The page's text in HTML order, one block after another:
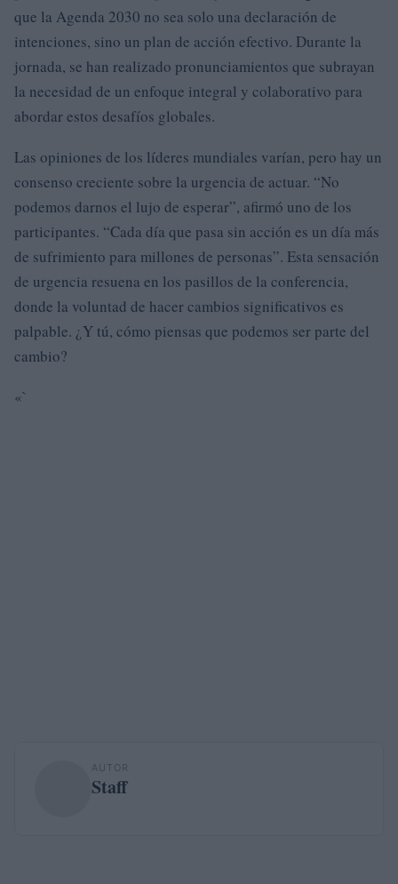
que la Agenda 2030 no sea solo una declaración de
intenciones, sino un plan de acción efectivo. Durante la
jornada, se han realizado pronunciamientos que subrayan
la necesidad de un enfoque integral y colaborativo para
abordar estos desafíos globales.
Las opiniones de los líderes mundiales varían, pero hay un
consenso creciente sobre la urgencia de actuar. “No
podemos darnos el lujo de esperar”, afirmó uno de los
participantes. “Cada día que pasa sin acción es un día más
de sufrimiento para millones de personas”. Esta sensación
de urgencia resuena en los pasillos de la conferencia,
donde la voluntad de hacer cambios significativos es
palpable. ¿Y tú, cómo piensas que podemos ser parte del
cambio?
«`
AUTOR
Staff